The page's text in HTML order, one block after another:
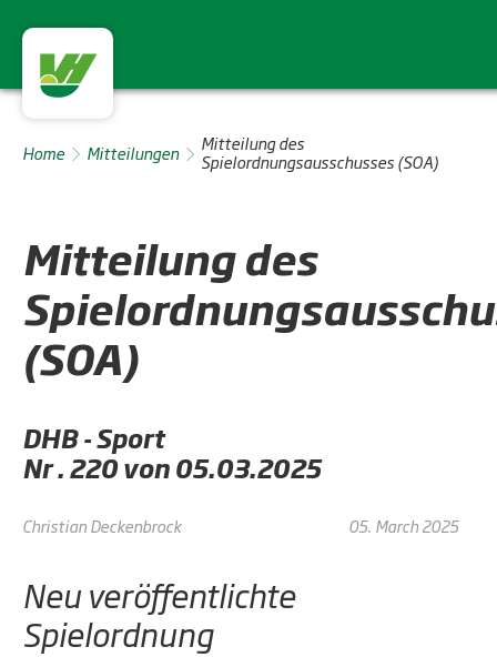
Home Mitteilungen
Mitteilung des
Spielordnungsausschusses (SOA)
Mitteilung des
(SOA)
DHB - Sport
Nr . 220 von 05.03.2025
Christian Deckenbrock 05. March 2025
Neu veröffentlichte
Spielordnung